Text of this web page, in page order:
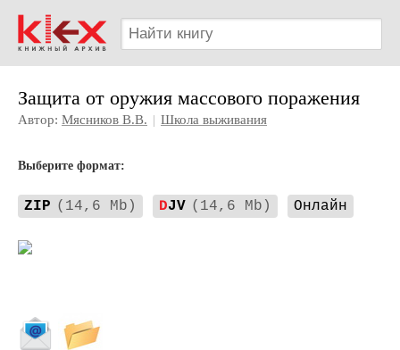
Защита от оружия массового поражения
Автор: Мясников В.В. | Школа выживания
Выберите формат:
ZIP (14,6 Mb) DJV (14,6 Mb) Онлайн